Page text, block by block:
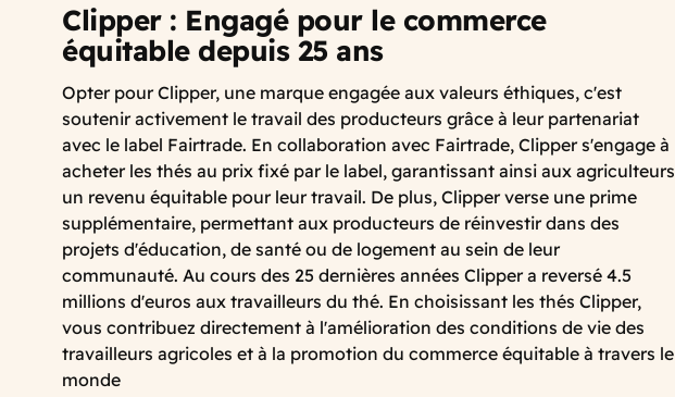
Clipper : Engagé pour le commerce
équitable depuis 25 ans
Opter pour Clipper, une marque engagée aux valeurs éthiques, c'est
soutenir activement le travail des producteurs grâce à leur partenariat
avec le label Fairtrade. En collaboration avec Fairtrade, Clipper s'engage à
acheter les thés au prix fixé par le label, garantissant ainsi aux agriculteurs
un revenu équitable pour leur travail. De plus, Clipper verse une prime
supplémentaire, permettant aux producteurs de réinvestir dans des
projets d'éducation, de santé ou de logement au sein de leur
communauté. Au cours des 25 dernières années Clipper a reversé 4.5
millions d'euros aux travailleurs du thé. En choisissant les thés Clipper,
vous contribuez directement à l'amélioration des conditions de vie des
travailleurs agricoles et à la promotion du commerce équitable à travers le
monde